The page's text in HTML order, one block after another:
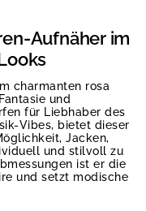
Aufnäher im
charmanten rosa
und
für Liebhaber des
Vibes, bietet dieser
Jacken,
und stilvoll zu
ist er die
und setzt modische